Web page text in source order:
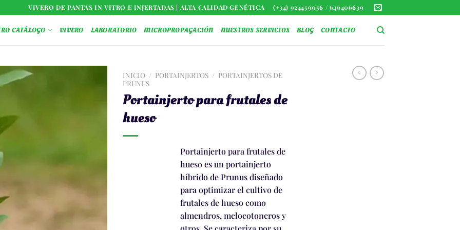
VIVERO DE PANTAS IN VITRO E INJERTADAS | ALTA CALIDAD GENÉTICA (+34) 924459056 / 646406639
CATÁLOGO VIVERO LABORATORIO MICROPROPAGACIÓN NUESTROS SERVICIOS BLOG CONTACTO
INICIO / PORTAINJERTOS / PORTAINJERTOS DE
PRUNUS
Portainjerto para frutales de
hueso
Portainjerto para frutales de
hueso es un portainjerto
híbrido de Prunus diseñado
para optimizar el cultivo de
frutales de hueso como
almendros, melocotoneros y